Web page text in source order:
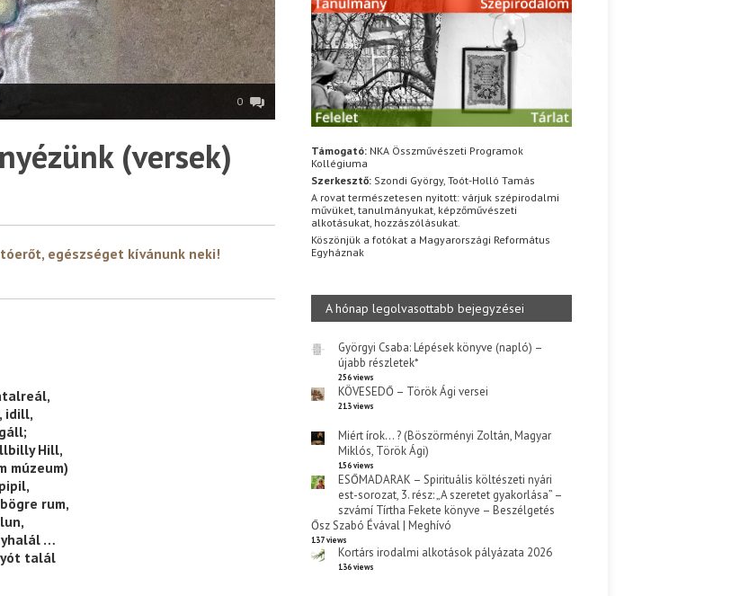
0
(versek)
egészséget kívánunk neki!
, idill,
Hill,
múzeum)
rum,
…
talál
Támogató: NKA Összművészeti Programok
Kollégiuma
Szerkesztő: Szondi György, Toót-Holló Tamás
A rovat természetesen nyitott: várjuk szépirodalmi
művüket, tanulmányukat, képzőművészeti
alkotásukat, hozzászólásukat.
Köszönjük a fotókat a Magyarországi Református
Egyháznak
A hónap legolvasottabb bejegyzései
Györgyi Csaba: Lépések könyve (napló) –
újabb részletek*
256 views
KÖVESEDŐ – Török Ági versei
213 views
Miért írok… ? (Böszörményi Zoltán, Magyar
Miklós, Török Ági)
156 views
ESŐMADARAK – Spirituális költészeti nyári
est-sorozat, 3. rész: „A szeretet gyakorlása” –
szvámí Tírtha Fekete könyve – Beszélgetés
Ősz Szabó Évával | Meghívó
137 views
Kortárs irodalmi alkotások pályázata 2026
136 views